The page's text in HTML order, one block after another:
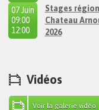
Stages
Chateau
2026
07 Juin
09:00
à
12:00
Vidéos
Voir la galerie vidéo